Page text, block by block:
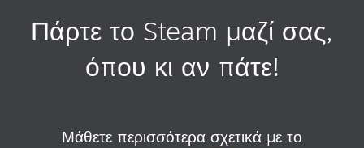
Πάρτε το Steam μαζί σας,
όπου κι αν πάτε!
Μάθετε περισσότερα σχετικά με το